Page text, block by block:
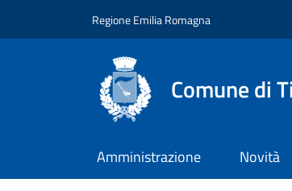
Regione Emilia Romagna
Comune di
Amministrazione Novità